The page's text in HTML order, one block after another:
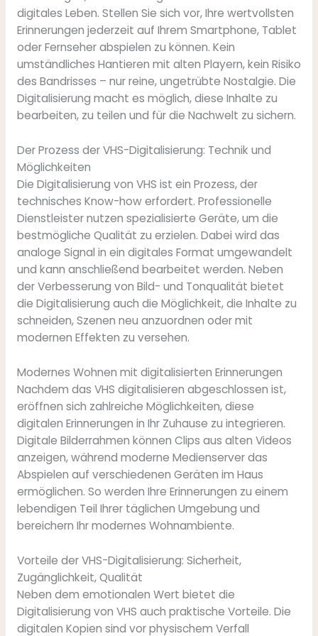
digitales Leben. Stellen Sie sich vor, Ihre wertvollsten
Erinnerungen jederzeit auf Ihrem Smartphone, Tablet
oder Fernseher abspielen zu können. Kein
umständliches Hantieren mit alten Playern, kein Risiko
des Bandrisses – nur reine, ungetrübte Nostalgie. Die
Digitalisierung macht es möglich, diese Inhalte zu
bearbeiten, zu teilen und für die Nachwelt zu sichern.
Der Prozess der VHS-Digitalisierung: Technik und
Möglichkeiten
Die Digitalisierung von VHS ist ein Prozess, der
technisches Know-how erfordert. Professionelle
Dienstleister nutzen spezialisierte Geräte, um die
bestmögliche Qualität zu erzielen. Dabei wird das
analoge Signal in ein digitales Format umgewandelt
und kann anschließend bearbeitet werden. Neben
der Verbesserung von Bild- und Tonqualität bietet
die Digitalisierung auch die Möglichkeit, die Inhalte zu
schneiden, Szenen neu anzuordnen oder mit
modernen Effekten zu versehen.
Modernes Wohnen mit digitalisierten Erinnerungen
Nachdem das VHS digitalisieren abgeschlossen ist,
eröffnen sich zahlreiche Möglichkeiten, diese
digitalen Erinnerungen in Ihr Zuhause zu integrieren.
Digitale Bilderrahmen können Clips aus alten Videos
anzeigen, während moderne Medienserver das
Abspielen auf verschiedenen Geräten im Haus
ermöglichen. So werden Ihre Erinnerungen zu einem
lebendigen Teil Ihrer täglichen Umgebung und
bereichern Ihr modernes Wohnambiente.
Vorteile der VHS-Digitalisierung: Sicherheit,
Zugänglichkeit, Qualität
Neben dem emotionalen Wert bietet die
Digitalisierung von VHS auch praktische Vorteile. Die
digitalen Kopien sind vor physischem Verfall